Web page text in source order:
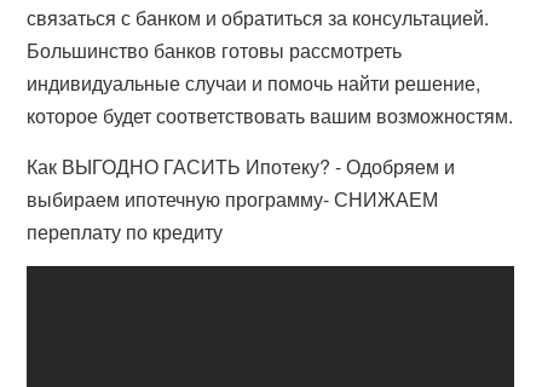
связаться с банком и обратиться за консультацией.
Большинство банков готовы рассмотреть
индивидуальные случаи и помочь найти решение,
которое будет соответствовать вашим возможностям.
Как ВЫГОДНО ГАСИТЬ Ипотеку? - Одобряем и
выбираем ипотечную программу- СНИЖАЕМ
переплату по кредиту